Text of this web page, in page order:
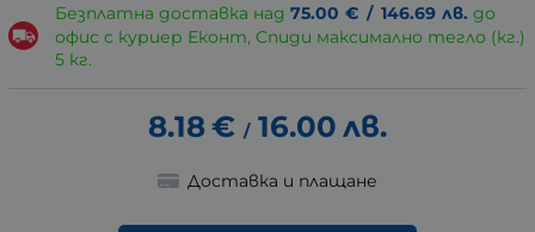
Безплатна доставка над 75.00 € / 146.69 лв. до
офис с куриер Еконт, Спиди максимално тегло (кг.)
5 кг.
8.18€ / 16.00 лв.
Доставка и плащане